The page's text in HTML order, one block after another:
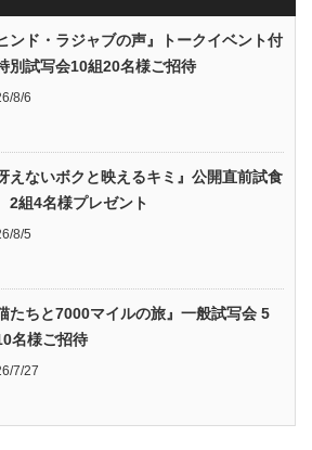
ヒンド・ラジャブの声』トークイベント付
別試写会10組20名様ご招待
8/6
冴えないボクと映えるキミ』公開直前試食
組4名様プレゼント
8/5
猫たちと7000マイルの旅』一般試写会 5
名様ご招待
7/27